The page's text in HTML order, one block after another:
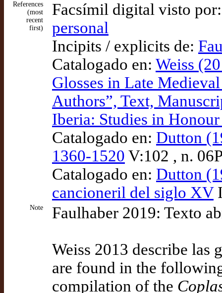
References
(most
recent
first)
Facsímil digital visto
personal
Incipits / explicits de:
Catalogado en: Weiss
Glosses in Late
Authors”, Text,
Iberia: Studies in
Catalogado en: Dutton
1360-1520 V:102 , n.
Catalogado en: Dutton
cancioneril del siglo XV
Note Faulhaber 2019: Texto
Weiss 2013 describe las
are found in the
compilation of the